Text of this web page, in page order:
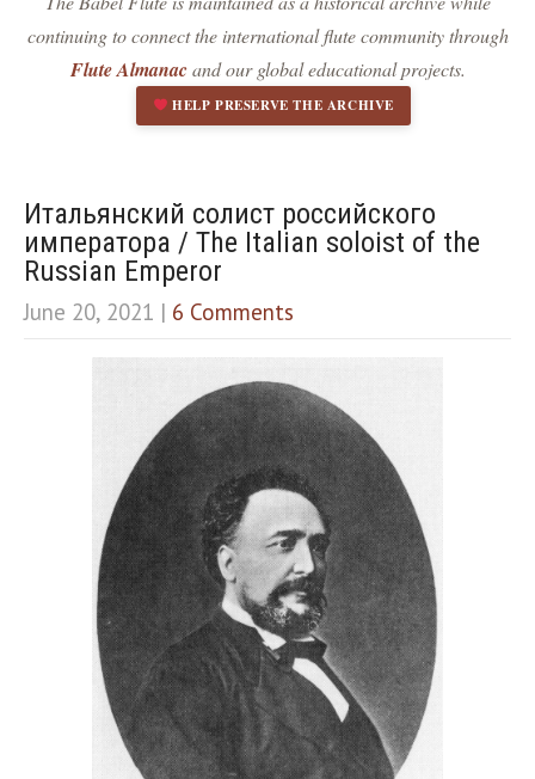
format_underlined Underline links
Mark links
e
t
a
l
o
i
o
n
s
continuing to connect the international flute community through
Flute Almanacand our global educational projects.
HELP PRESERVE THE ARCHIVE
Итальянский солист российского
императора / The Italian soloist of the
Russian Emperor
June 20, 2021 | 6 Comments